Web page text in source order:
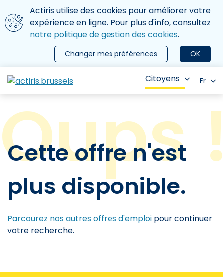
Aller au contenu principal
Nous utilisons des cookies
Actiris utilise des cookies pour améliorer votre
expérience en ligne. Pour plus d'info, consultez
notre politique de gestion des cookies.
OK
Changer mes préférences
le menu
Citoyens Fr
Cette offre n'est
plus disponible.
Parcourez nos autres offres d'emploi pour continuer
votre recherche.